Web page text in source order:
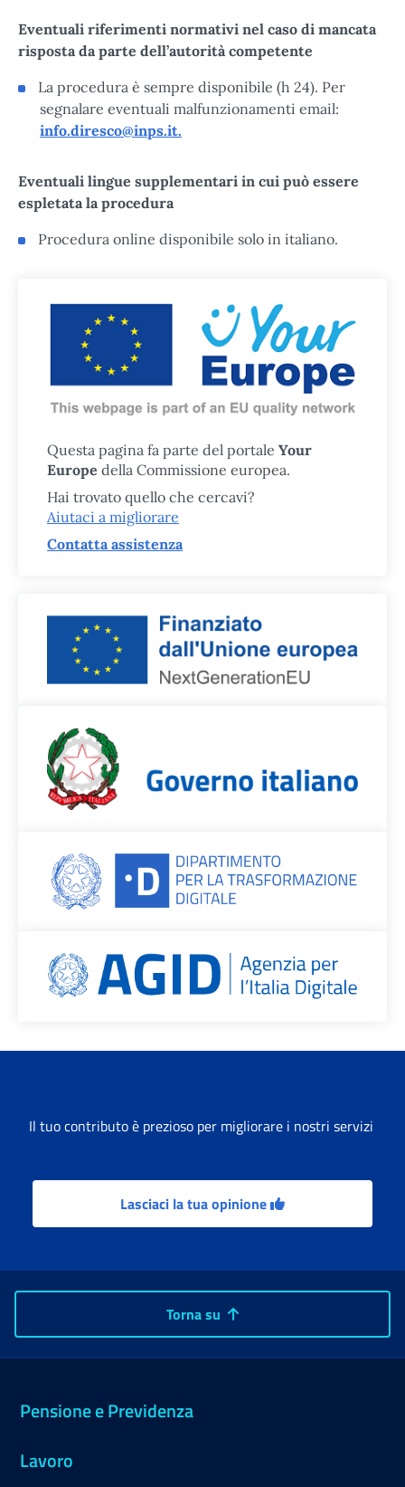
Eventuali riferimenti normativi nel caso di mancata
risposta da parte dell’autorità competente
La procedura è sempre disponibile (h 24). Per
segnalare eventuali malfunzionamenti email:
info.diresco@inps.it.
Eventuali lingue supplementari in cui può essere
espletata la procedura
Procedura online disponibile solo in italiano.
Questa pagina fa parte del portale Your
Europe della Commissione europea.
Hai trovato quello che cercavi?
Aiutaci a migliorare
Contatta assistenza
Il tuo contributo è prezioso per migliorare i nostri servizi
Lasciaci la tua opinione
Torna su
Pensione e Previdenza
Lavoro